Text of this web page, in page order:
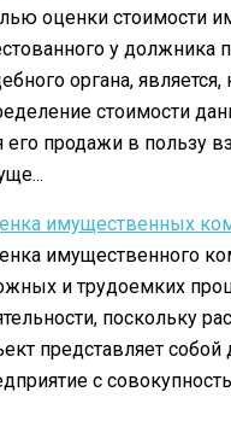
оценки стоимости
у должника
органа,
стоимости
его продажи в пользу
имущественных
имущественного
и трудоемких
поскольку
представляет
с